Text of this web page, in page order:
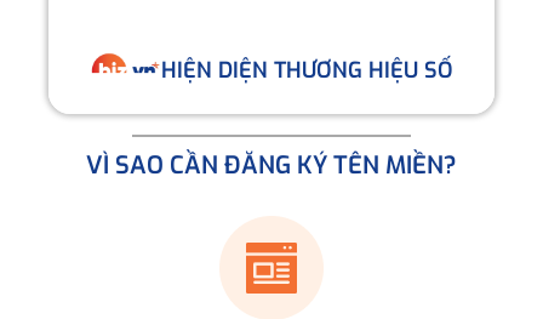
HIỆN DIỆN THƯƠNG HIỆU SỐ
VÌ SAO CẦN ĐĂNG KÝ TÊN MIỀN?